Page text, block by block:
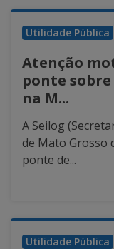
Utilidade Pública
Atenção
ponte
na M...
A Seilog
de Mato Grosso
ponte de...
Utilidade Pública